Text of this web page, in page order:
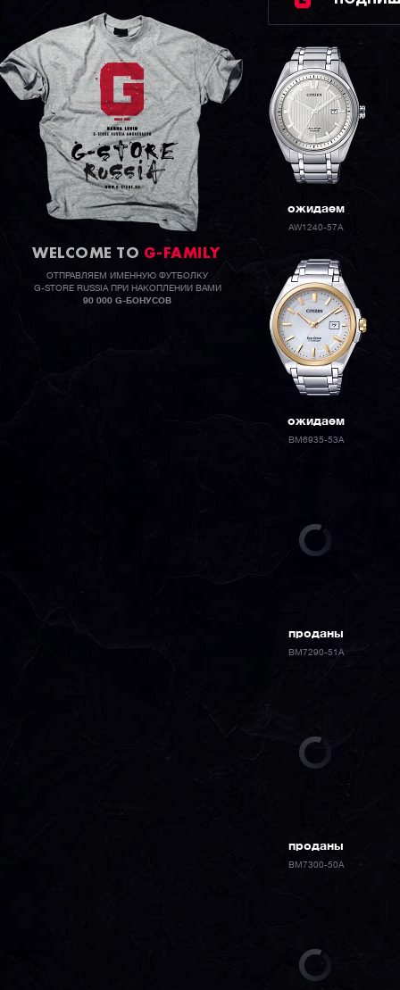
WELCOME TO G-FAMILY
ОТПРАВЛЯЕМ ИМЕННУЮ ФУТБОЛКУ
G-STORE RUSSIA ПРИ НАКОПЛЕНИИ ВАМИ
90 000 G-БОНУСОВ
ожидаем
AW1240-57A
ожидаем
BM6935-53A
проданы
BM7290-51A
проданы
BM7300-50A